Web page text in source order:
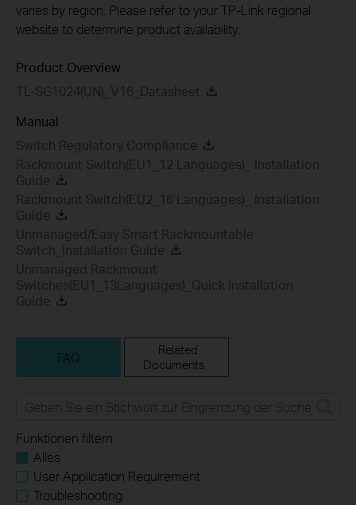
varies by region. Please refer to your TP-Link regional
website to determine product availability.
Product Overview
TL-SG1024(UN)_V16_Datasheet
Manual
Switch Regulatory Compliance
Rackmount Switch(EU1_12 Languages)_ Installation
Guide
Rackmount Switch(EU2_16 Languages)_ Installation
Guide
Unmanaged/Easy Smart Rackmountable
Switch_Installation Guide
Unmanaged Rackmount
Switches(EU1_13Languages)_Quick Installation
Guide
FAQ
Related
Documents
Funktionen filtern:
Alles
User Application Requirement
Troubleshooting